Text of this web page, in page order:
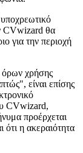
CVwizard θα
για την περιοχή
όρων χρήσης
είναι επίσης
CVwizard,
προέρχεται
ότι η ακεραιότητα